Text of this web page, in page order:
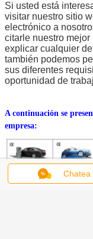
Si usted está
visitar nuestro sitio
electrónico a
citarle nuestro
explicar cualquier
también podemos
sus diferentes
oportunidad de
A continuación se
empresa:
Chatea